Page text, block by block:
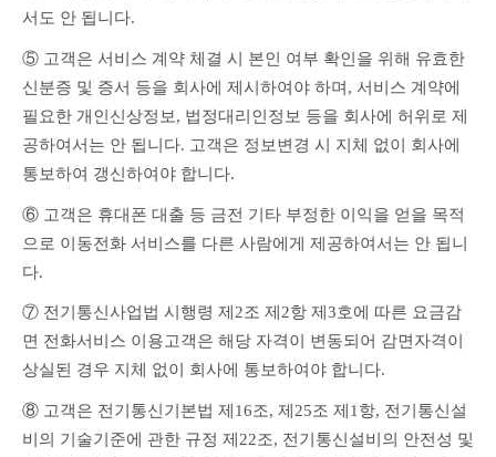
서도 안 됩니다.
⑤ 고객은 서비스 계약 체결 시 본인 여부 확인을 위해 유효한
신분증 및 증서 등을 회사에 제시하여야 하며, 서비스 계약에
필요한 개인신상정보, 법정대리인정보 등을 회사에 허위로 제
공하여서는 안 됩니다. 고객은 정보변경 시 지체 없이 회사에
통보하여 갱신하여야 합니다.
⑥ 고객은 휴대폰 대출 등 금전 기타 부정한 이익을 얻을 목적
으로 이동전화 서비스를 다른 사람에게 제공하여서는 안 됩니
다.
⑦ 전기통신사업법 시행령 제2조 제2항 제3호에 따른 요금감
면 전화서비스 이용고객은 해당 자격이 변동되어 감면자격이
상실된 경우 지체 없이 회사에 통보하여야 합니다.
⑧ 고객은 전기통신기본법 제16조, 제25조 제1항, 전기통신설
비의 기술기준에 관한 규정 제22조, 전기통신설비의 안전성 및